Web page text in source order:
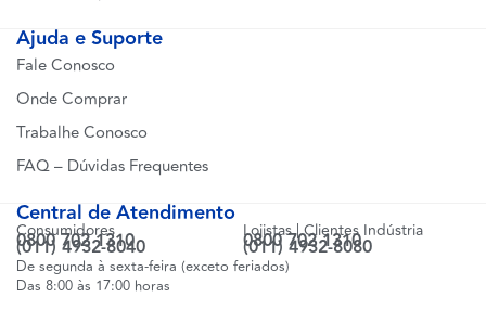
Ajuda e Suporte
Fale Conosco
Onde Comprar
Trabalhe Conosco
FAQ – Dúvidas Frequentes
Central de Atendimento
Consumidores
0800 702 1310
(011) 4932-8040
Lojistas | Clientes Indústria
0800 702 1310
(011) 4932-8080
De segunda à sexta-feira (exceto feriados)
Das 8:00 às 17:00 horas